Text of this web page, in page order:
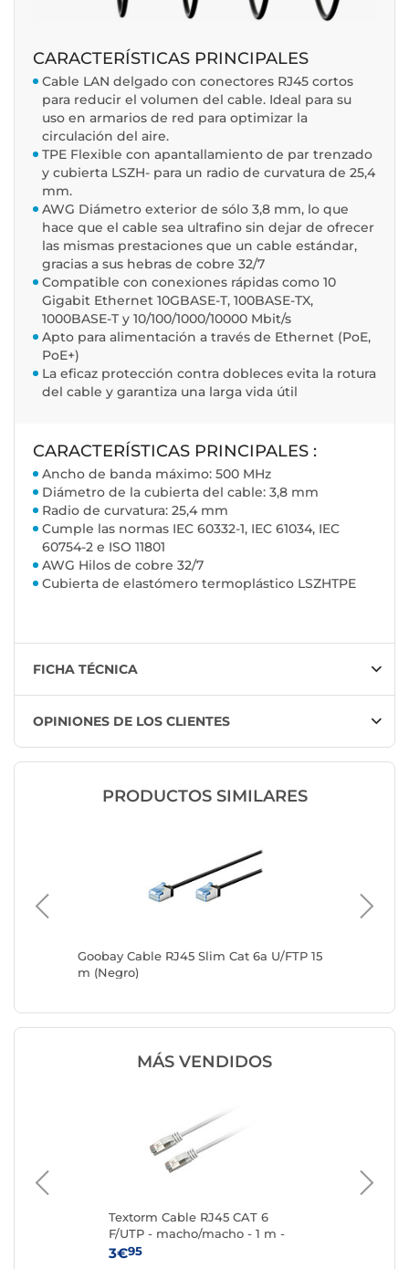
CARACTERÍSTICAS PRINCIPALES
Cable LAN delgado con conectores RJ45 cortos
para reducir el volumen del cable. Ideal para su
uso en armarios de red para optimizar la
circulación del aire.
TPE Flexible con apantallamiento de par trenzado
y cubierta LSZH- para un radio de curvatura de 25,4
mm.
AWG Diámetro exterior de sólo 3,8 mm, lo que
hace que el cable sea ultrafino sin dejar de ofrecer
las mismas prestaciones que un cable estándar,
gracias a sus hebras de cobre 32/7
Compatible con conexiones rápidas como 10
Gigabit Ethernet 10GBASE-T, 100BASE-TX,
1000BASE-T y 10/100/1000/10000 Mbit/s
Apto para alimentación a través de Ethernet (PoE,
PoE+)
La eficaz protección contra dobleces evita la rotura
del cable y garantiza una larga vida útil
CARACTERÍSTICAS PRINCIPALES :
Ancho de banda máximo: 500 MHz
Diámetro de la cubierta del cable: 3,8 mm
Radio de curvatura: 25,4 mm
Cumple las normas IEC 60332-1, IEC 61034, IEC
60754-2 e ISO 11801
AWG Hilos de cobre 32/7
Cubierta de elastómero termoplástico LSZHTPE
FICHA TÉCNICA
OPINIONES DE LOS CLIENTES
PRODUCTOS SIMILARES
Goobay Cable RJ45 Slim Cat 6a U/FTP 15
m (Negro)
MÁS VENDIDOS
Textorm Cable RJ45 CAT 6
F/UTP - macho/macho - 1 m -
Blanco
3€95